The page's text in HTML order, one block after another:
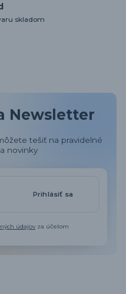
skladom
Newsletter
tešiť na pravidelné
novinky
Prihlásiť sa
údajov za účelom